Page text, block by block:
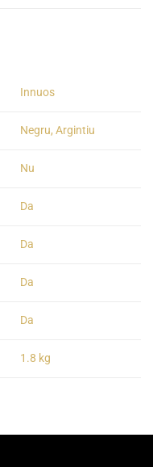
Innuos
Negru, Argintiu
Nu
Da
Da
Da
Da
1.8 kg